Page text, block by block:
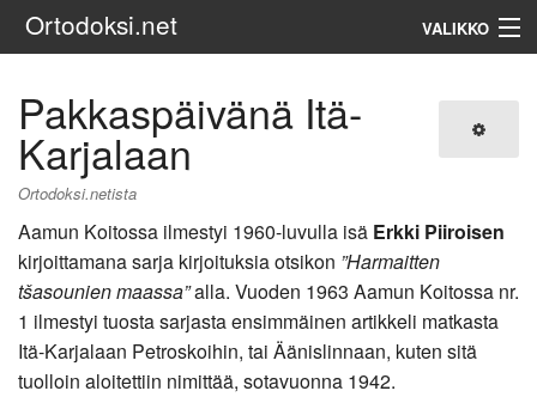
Ortodoksi.net VALIKKO
Pakkaspäivänä Itä-
Karjalaan
Ortodoksi.netista
Aamun Koitossa ilmestyi 1960-luvulla isä Erkki Piiroisen
kirjoittamana sarja kirjoituksia otsikon ”Harmaitten
tšasounien maassa”alla. Vuoden 1963 Aamun Koitossa nr.
1 ilmestyi tuosta sarjasta ensimmäinen artikkeli matkasta
Itä-Karjalaan Petroskoihin, tai Äänislinnaan, kuten sitä
tuolloin aloitettiin nimittää, sotavuonna 1942.